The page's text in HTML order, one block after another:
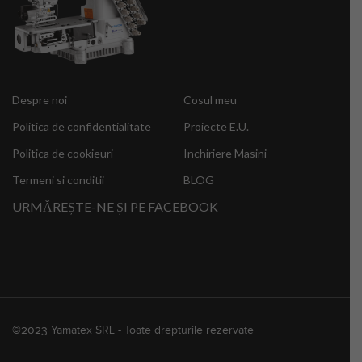
Despre noi
Politica de confidentialitate
Politica de cookieuri
Termeni si conditii
Cosul meu
Proiecte E.U.
Inchiriere Masini
BLOG
URMĂREȘTE-NE ȘI PE FACEBOOK
©2023 Yamatex SRL - Toate drepturile rezervate